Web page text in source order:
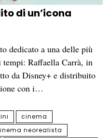
di un’icona
dedicato a una delle più
Raffaella Carrà, in
da Disney+ e distribuito
con i…
cinema
neorealista